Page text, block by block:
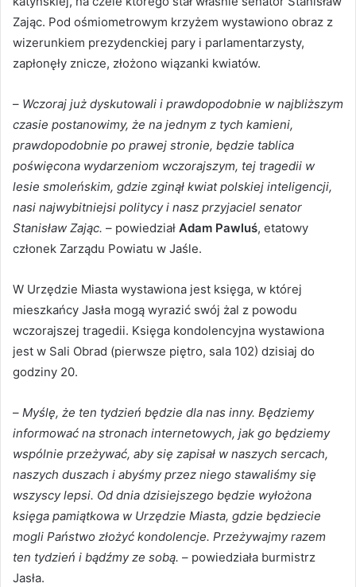
Zając. Pod ośmiometrowym krzyżem wystawiono obraz z
wizerunkiem prezydenckiej pary i parlamentarzysty,
zapłonęły znicze, złożono wiązanki kwiatów.
– Wczoraj już dyskutowali i prawdopodobnie w najbliższym
czasie postanowimy, że na jednym z tych kamieni,
prawdopodobnie po prawej stronie, będzie tablica
poświęcona wydarzeniom wczorajszym, tej tragedii w
lesie smoleńskim, gdzie zginął kwiat polskiej inteligencji,
nasi najwybitniejsi politycy i nasz przyjaciel senator
Stanisław Zając. – powiedział Adam Pawluś, etatowy
członek Zarządu Powiatu w Jaśle.
W Urzędzie Miasta wystawiona jest księga, w której
mieszkańcy Jasła mogą wyrazić swój żal z powodu
wczorajszej tragedii. Księga kondolencyjna wystawiona
jest w Sali Obrad (pierwsze piętro, sala 102) dzisiaj do
godziny 20.
– Myślę, że ten tydzień będzie dla nas inny. Będziemy
informować na stronach internetowych, jak go będziemy
wspólnie przeżywać, aby się zapisał w naszych sercach,
naszych duszach i abyśmy przez niego stawaliśmy się
wszyscy lepsi. Od dnia dzisiejszego będzie wyłożona
księga pamiątkowa w Urzędzie Miasta, gdzie będziecie
mogli Państwo złożyć kondolencje. Przeżywajmy razem
ten tydzień i bądźmy ze sobą. – powiedziała burmistrz
Jasła.